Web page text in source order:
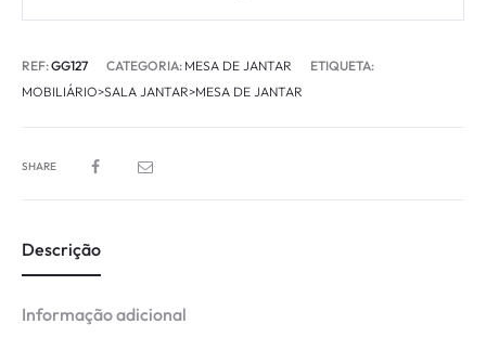
REF:GG127 CATEGORIA: MESA DE JANTAR
ETIQUETA:
MOBILIÁRIO>SALA JANTAR>MESA DE JANTAR
SHARE
Descrição
Informação adicional